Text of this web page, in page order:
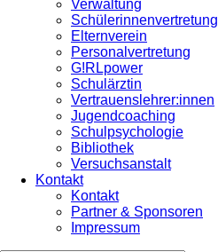
Verwaltung
Schülerinnenvertretung
Elternverein
Personalvertretung
G!RLpower
Schulärztin
Vertrauenslehrer:innen
Jugendcoaching
Schulpsychologie
Bibliothek
Versuchsanstalt
Kontakt
Kontakt
Partner & Sponsoren
Impressum